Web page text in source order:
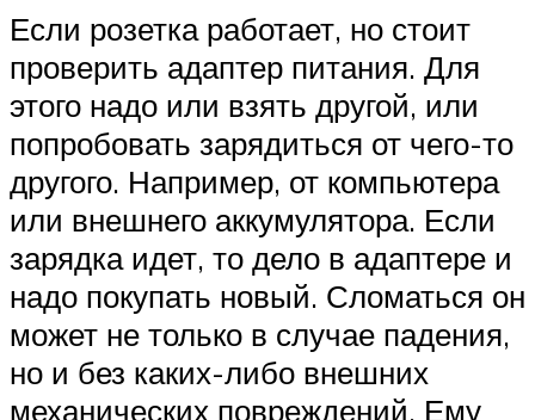
Если розетка работает, но стоит
проверить адаптер питания. Для
этого надо или взять другой, или
попробовать зарядиться от чего-то
другого. Например, от компьютера
или внешнего аккумулятора. Если
зарядка идет, то дело в адаптере и
надо покупать новый. Сломаться он
может не только в случае падения,
но и без каких-либо внешних
механических повреждений. Ему